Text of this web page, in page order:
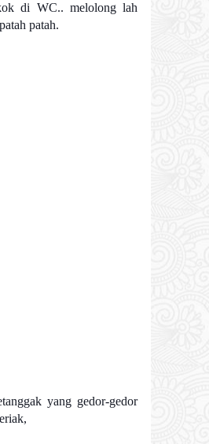
di WC.. melolong lah
patah.
yang gedor-gedor